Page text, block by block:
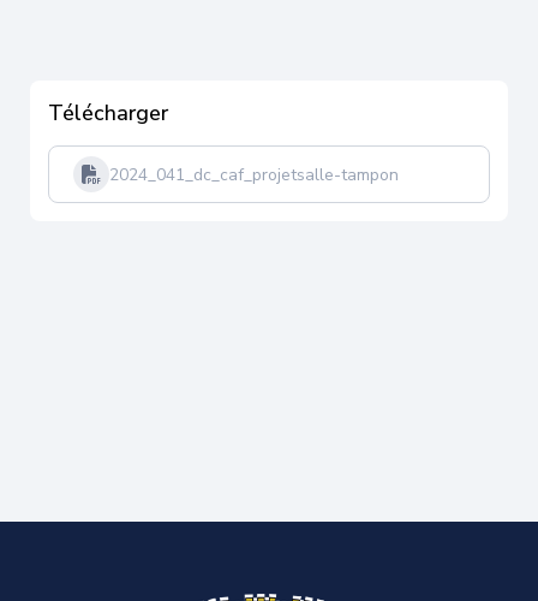
Télécharger
2024_041_dc_caf_projetsalle-tampon